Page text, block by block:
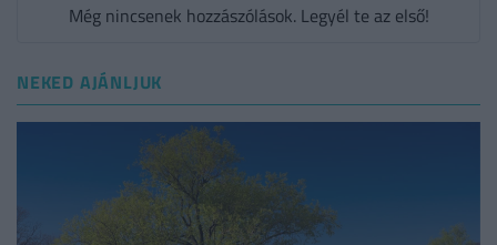
Még nincsenek hozzászólások. Legyél te az első!
NEKED AJÁNLJUK